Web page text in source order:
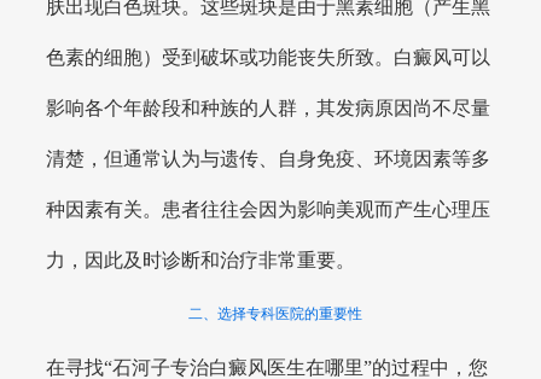
肤出现白色斑块。这些斑块是由于黑素细胞（产生黑
色素的细胞）受到破坏或功能丧失所致。白癜风可以
影响各个年龄段和种族的人群，其发病原因尚不尽量
清楚，但通常认为与遗传、自身免疫、环境因素等多
种因素有关。患者往往会因为影响美观而产生心理压
力，因此及时诊断和治疗非常重要。
二、选择专科医院的重要性
在寻找“石河子专治白癜风医生在哪里”的过程中，您